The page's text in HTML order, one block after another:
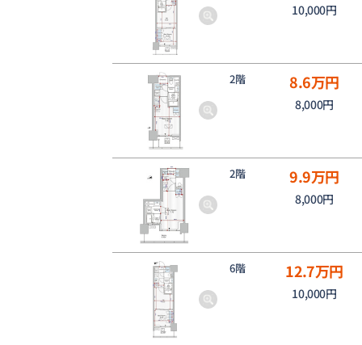
10,000円
2階 8.6万円
8,000円
2階 9.9万円
8,000円
6階 12.7万円
10,000円